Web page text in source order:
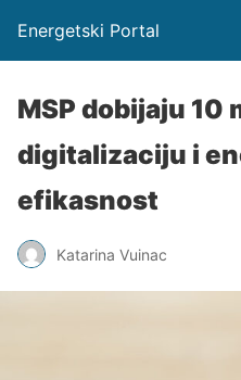
Energetski Portal
MSP dobijaju 10
digitalizaciju i
efikasnost
Katarina Vuinac